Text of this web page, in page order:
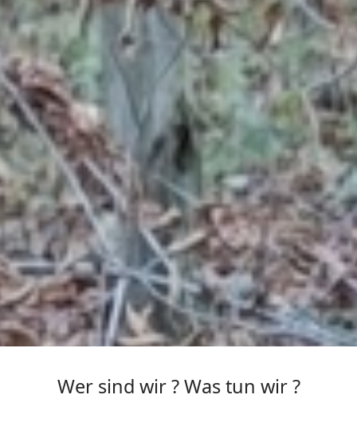
Wer sind wir ? Was tun wir ?